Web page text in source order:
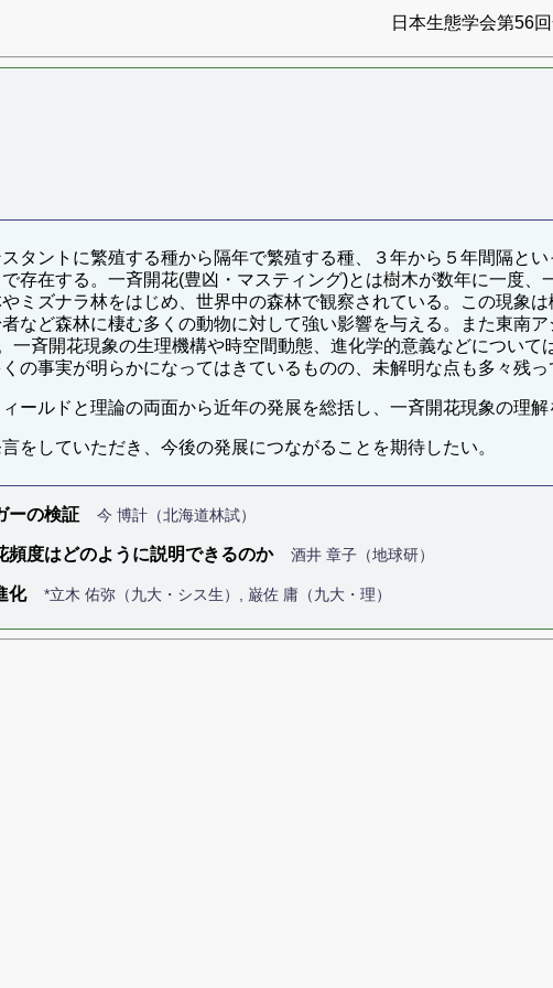
日本生態学会第56
タントに繁殖する種から隔年で繁殖する種、３年から５年間隔と
存在する。一斉開花(豊凶・マスティング)とは樹木が数年に一度
ミズナラ林をはじめ、世界中の森林で観察されている。この現象
など森林に棲む多くの動物に対して強い影響を与える。また東南
斉開花現象の生理機構や時空間動態、進化学的意義などについて
の事実が明らかになってはきているものの、未解明な点も多々残っ
ールドと理論の両面から近年の発展を総括し、一斉開花現象の理解
をしていただき、今後の発展につながることを期待したい。
ーの検証 今 博計（北海道林試）
度はどのように説明できるのか 酒井 章子（地球研）
化 *立木 佑弥（九大・シス生）, 巌佐 庸（九大・理）